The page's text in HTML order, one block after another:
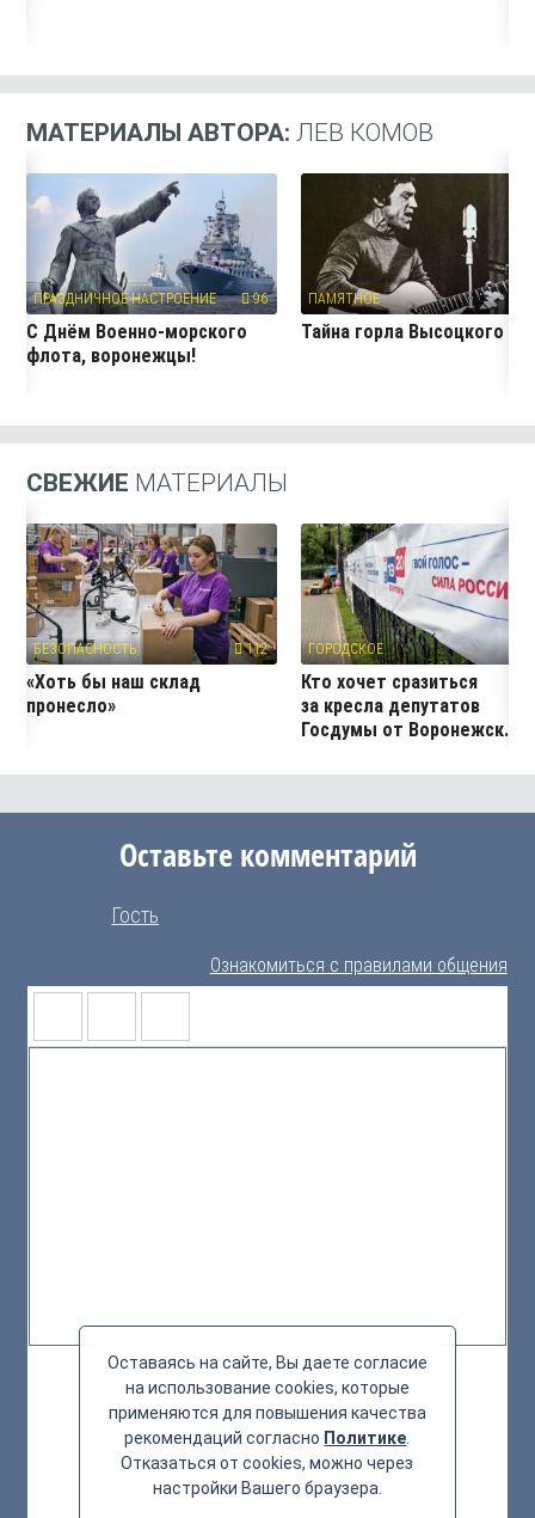
МАТЕРИАЛЫ АВТОРА:ЛЕВ КОМОВ
ПРАЗДНИЧНОЕ НАСТРОЕНИЕ 96
С Днём Военно-морского
флота, воронежцы!
ПАМЯТНОЕ
Тайна горла Высоцкого
СВЕЖИЕ МАТЕРИАЛЫ
БЕЗОПАСНОСТЬ 112
«Хоть бы наш склад
пронесло»
ГОРОДСКОЕ
Кто хочет сразиться
за кресла депутатов
Госдумы от Воронежск...
Оставьте комментарий
Гость
Ознакомиться с правилами общения
Оставаясь на сайте, Вы даете согласие
на использование cookies, которые
применяются для повышения качества
рекомендаций согласно Политике
Отказаться от cookies, можно через
настройки Вашего браузера.